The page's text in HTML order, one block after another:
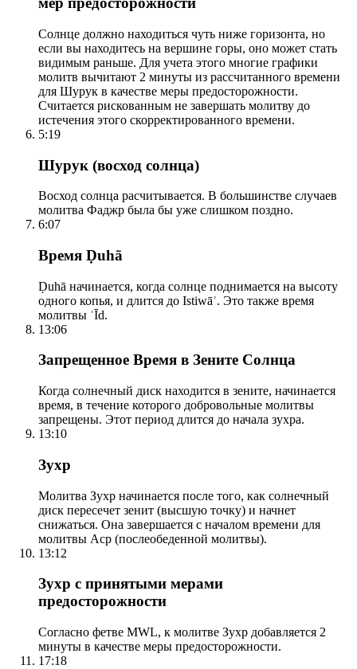
Солнце должно находиться чуть ниже горизонта, но
если вы находитесь на вершине горы, оно может стать
видимым раньше. Для учета этого многие графики
молитв вычитают 2 минуты из рассчитанного времени
для Шурук в качестве меры предосторожности.
Считается рискованным не завершать молитву до
истечения этого скорректированного времени.
5:19
Шурук (восход солнца)
Восход солнца расчитывается. В большинстве случаев
молитва Фаджр была бы уже слишком поздно.
6:07
Время Ḍuhā
Ḍuhā начинается, когда солнце поднимается на высоту
одного копья, и длится до Istiwāʾ. Это также время
молитвы ʿĪd.
13:06
Запрещенное Время в Зените Солнца
Когда солнечный диск находится в зените, начинается
время, в течение которого добровольные молитвы
запрещены. Этот период длится до начала зухра.
13:10
Зухр
Молитва Зухр начинается после того, как солнечный
диск пересечет зенит (высшую точку) и начнет
снижаться. Она завершается с началом времени для
молитвы Аср (послеобеденной молитвы).
13:12
Зухр с принятыми мерами
предосторожности
Согласно фетве MWL, к молитве Зухр добавляется 2
минуты в качестве меры предосторожности.
17:18